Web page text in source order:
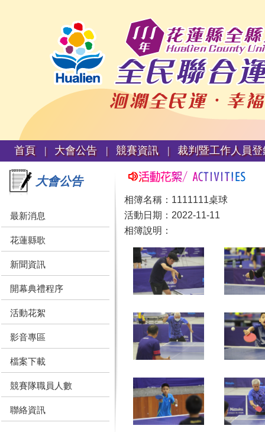
首頁 | 大會公告 | 競賽資訊 | 裁判暨工作人員
大會公告
最新消息
花蓮縣歌
新聞資訊
開幕典禮程序
活動花絮
影音專區
檔案下載
競賽隊職員人數
聯絡資訊
相簿名稱：1111111桌球
活動日期：2022-11-11
相簿說明：